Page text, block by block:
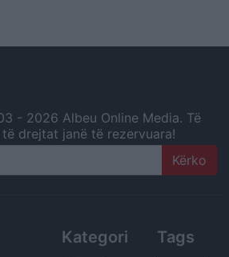
- 2026 Albeu Online Media. Të
drejtat janë të rezervuara!
Kategori Tags